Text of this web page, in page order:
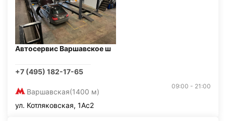
Автосервис Варшавское ш
+7 (495) 182-17-65
Варшавская(1400 м)
09:00 - 21:00
ул. Котляковская, 1Ас2